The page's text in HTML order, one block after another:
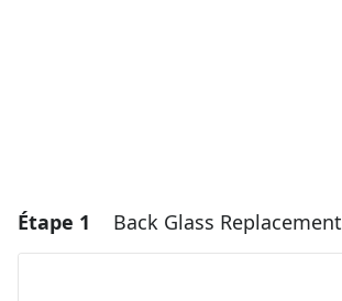
Étape 1 Back Glass Replacement